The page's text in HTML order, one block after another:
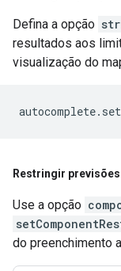
Defina a opção
resultados aos
visualização do
autocomplete.
Restringir previsões
Use a opção
do preenchimento